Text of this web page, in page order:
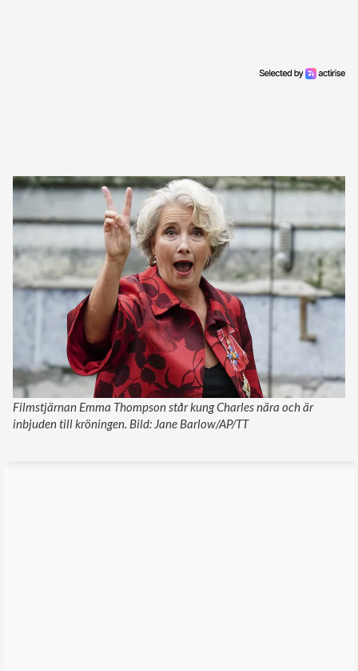
Filmstjärnan Emma Thompson står kung Charles nära och är
inbjuden till kröningen. Bild: Jane Barlow/AP/TT